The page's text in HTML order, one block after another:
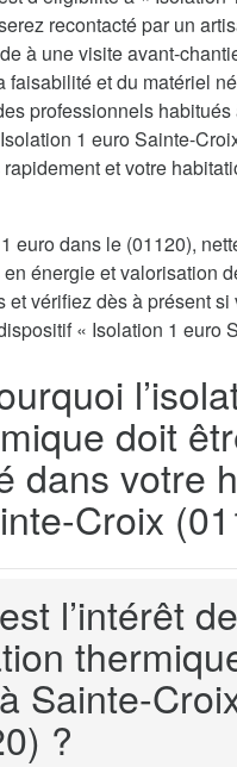
recontacté par un
à une visite avant-
faisabilité et du matériel
professionnels
1 euro Sainte-
et votre
euro dans le (01120),
énergie et valorisation
et vérifiez dès à présent
« Isolation 1 euro
doit
dans votre
Croix
l’intérêt de
Sainte-
?